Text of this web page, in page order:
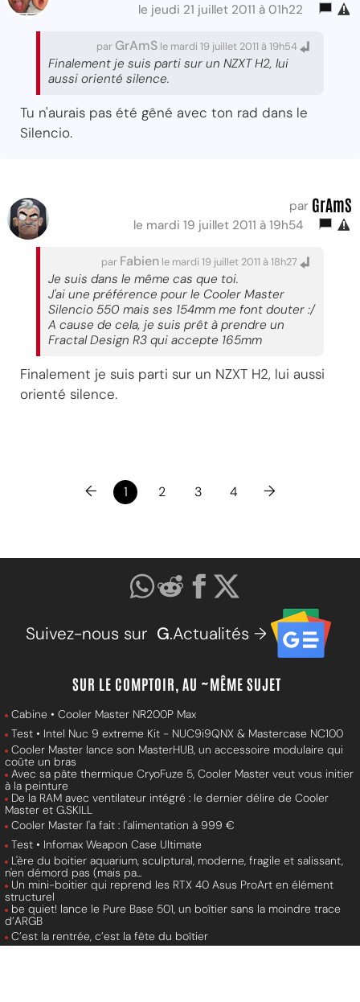
le jeudi 21 juillet 2011 à 01h22
par GrAmS le mardi 19 juillet 2011 à 19h54
Finalement je suis parti sur un NZXT H2, lui
aussi orienté silence.
Tu n'aurais pas été gêné avec ton rad dans le
Silencio.
par GrAmS
le mardi 19 juillet 2011 à 19h54
par Fabien le mardi 19 juillet 2011 à 18h27
Je suis dans le même cas que toi.
J'ai une préférence pour le Cooler Master
Silencio 550 mais ses 154mm me font douter :/
A cause de cela, je suis prêt à prendre un
Fractal Design R3 qui accepte 165mm
Finalement je suis parti sur un NZXT H2, lui aussi
orienté silence.
← 1 2 3 4 →
Suivez-nous sur G.Actualités →
SUR LE COMPTOIR, AU ~MÊME SUJET
Cabine • Cooler Master NR200P Max
Test • Intel Nuc 9 extreme Kit - NUC9i9QNX & Mastercase NC100
Cooler Master lance son MasterHUB, un accessoire modulaire qui
coûte un bras
Avec sa pâte thermique CryoFuze 5, Cooler Master veut vous initier
à la peinture
De la RAM avec ventilateur intégré : le dernier délire de Cooler
Master et G.SKILL
Cooler Master l'a fait : l'alimentation à 999 €
Test • Infomax Weapon Case Ultimate
L'ère du boitier aquarium, sculptural, moderne, fragile et salissant,
n'en démord pas (mais pa...
Un mini-boitier qui reprend les RTX 40 Asus ProArt en élément
structurel
be quiet! lance le Pure Base 501, un boîtier sans la moindre trace
d’ARGB
C’est la rentrée, c’est la fête du boîtier